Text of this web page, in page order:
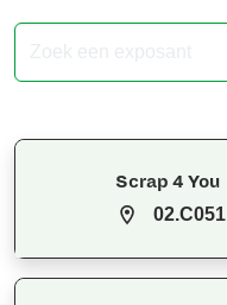
Scrap 4 You
02.C051